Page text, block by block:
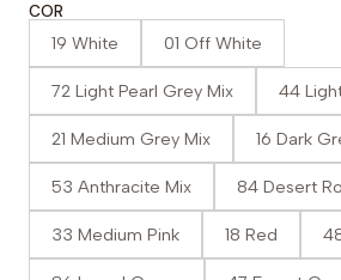
COR
19 White 01 Off White
72 Light Pearl Grey Mix 44
21 Medium Grey Mix 16 Dark
53 Anthracite Mix 84 Desert
33 Medium Pink 18 Red